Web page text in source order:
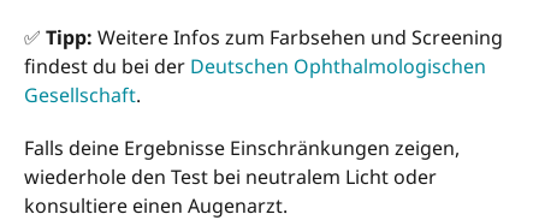
✅ Tipp: Weitere Infos zum Farbsehen und Screening
findest du bei der Deutschen Ophthalmologischen
Gesellschaft.
Falls deine Ergebnisse Einschränkungen zeigen,
wiederhole den Test bei neutralem Licht oder
konsultiere einen Augenarzt.